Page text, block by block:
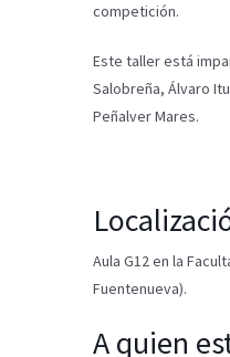
competición.
Este taller está
Salobreña, Álvaro
Peñalver Mares.
Aula G12 en la
Fuentenueva).
A quien